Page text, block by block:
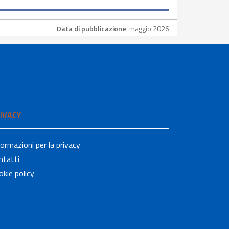
Data di pubblicazione: maggio 2026
per la privacy
policy